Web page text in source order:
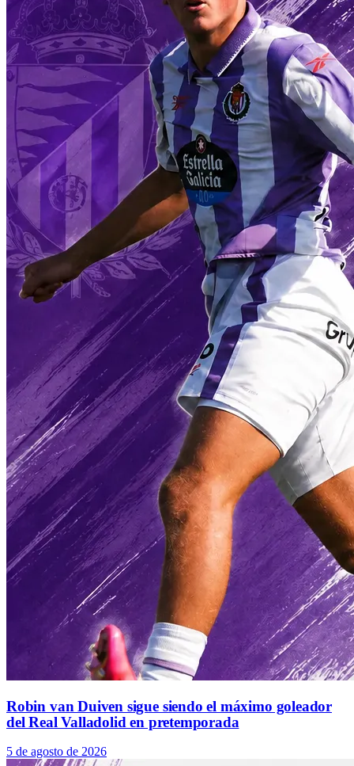
Robin van Duiven sigue siendo el máximo goleador
del Real Valladolid en pretemporada
5 de agosto de 2026